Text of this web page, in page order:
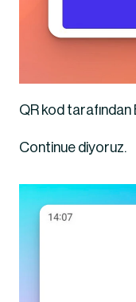
QR kod
Continue diyoruz.